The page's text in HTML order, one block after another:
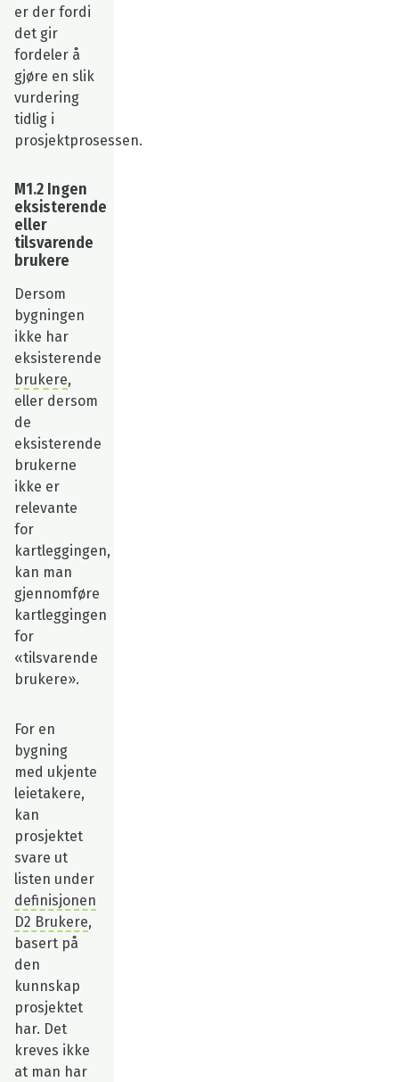
er der fordi
det gir
fordeler å
gjøre en slik
vurdering
tidlig i
prosjektprosessen.
M1.2 Ingen
eksisterende
eller
tilsvarende
brukere
Dersom
bygningen
ikke har
eksisterende
brukere,
eller dersom
de
eksisterende
brukerne
ikke er
relevante
for
kartleggingen,
kan man
gjennomføre
kartleggingen
for
«tilsvarende
brukere».
For en
bygning
med ukjente
leietakere,
kan
prosjektet
svare ut
listen under
definisjonen
D2 Brukere,
basert på
den
kunnskap
prosjektet
har. Det
kreves ikke
at man har